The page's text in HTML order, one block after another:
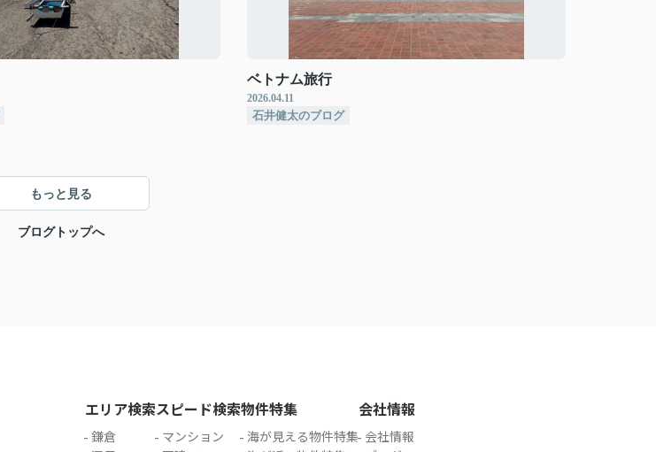
ベトナム旅行
2026.04.11
石井健太のブログ
もっと見る
ブログトップへ
エリア検索
鎌倉
スピード検索
マンション
物件特集
海が見える物件特集
会社情報
会社情報